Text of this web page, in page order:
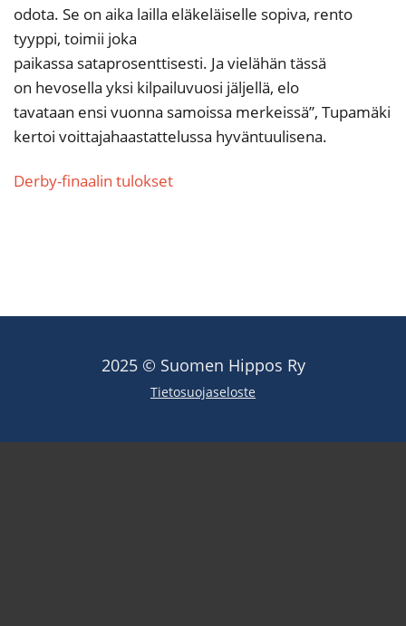
odota. Se on aika lailla eläkeläiselle sopiva, rento
tyyppi, toimii joka
paikassa sataprosenttisesti. Ja vielähän tässä
on hevosella yksi kilpailuvuosi jäljellä, elo
tavataan ensi vuonna samoissa merkeissä”, Tupamäki
kertoi voittajahaastattelussa hyväntuulisena.
Derby-finaalin tulokset
2025 © Suomen Hippos Ry
Tietosuojaseloste